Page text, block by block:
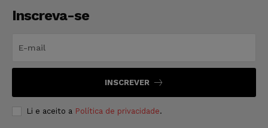
Inscreva-se
INSCREVER
Li e aceito a Política de privacidade.